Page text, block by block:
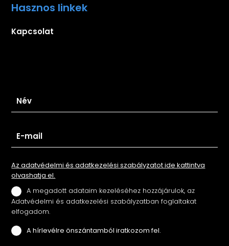
Hasznos linkek
Kapcsolat
Az adatvédelmi és adatkezelési szabályzatot ide kattintva
olvashatja el.
A megadott adataim kezeléséhez hozzájárulok, az
Adatvédelmi és adatkezelési szabályzatban foglaltakat
elfogadom.
A hírlevélre önszántamból iratkozom fel.